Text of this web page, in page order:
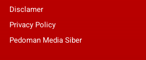
Disclamer
Privacy Policy
Pedoman Media Siber